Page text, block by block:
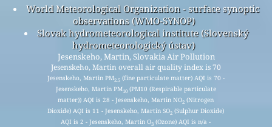
World Meteorological Organization - surface synoptic
observations (WMO-SYNOP)
Slovak hydrometeorological institute (Slovenský
hydrometeorologický ústav)
Jesenskeho, Martin, Slovakia Air Pollution
Jesenskeho, Martin overall air quality index is 70
Jesenskeho, Martin PM2.5(fine particulate matter) AQI is 70 -
Jesenskeho, Martin PM10(PM10 (Respirable particulate
matter)) AQI is 28 - Jesenskeho, Martin NO2 (Nitrogen
Dioxide) AQI is 11 - Jesenskeho, Martin SO2 (Sulphur Dioxide)
AQI is 2 - Jesenskeho, Martin O3 (Ozone) AQI is n/a -